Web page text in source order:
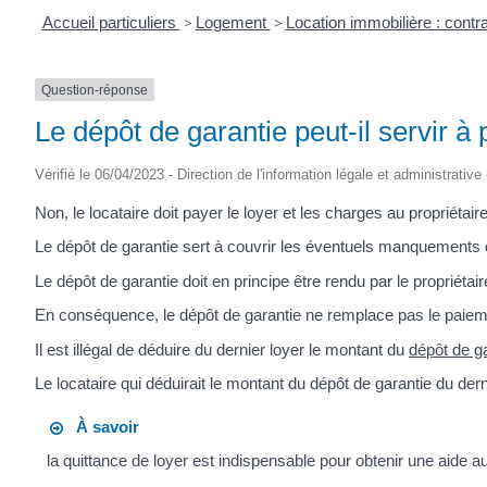
Accueil particuliers > Logement > Location immobilière :
Question-réponse
Le dépôt de garantie peut-il servir
Vérifié le 06/04/2023 - Direction de l'information légale et administrative
Non, le locataire doit payer le loyer et les charges au
Le dépôt de garantie sert à couvrir les éventuels
Le dépôt de garantie doit en principe être rendu par le
En conséquence, le dépôt de garantie ne remplace pas le
Il est illégal de déduire du dernier loyer le montant du dépôt de
Le locataire qui déduirait le montant du dépôt de garantie du
À savoir
la quittance de loyer est indispensable pour obtenir une aide